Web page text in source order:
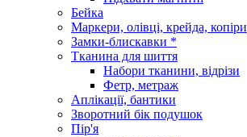
Бейка
Маркери, олівці, крейда, копіри
Замки-блискавки *
Тканина для шиття
Набори тканини, відрізи
Фетр, метраж
Аплікації, бантики
Зворотний бік подушок
Пір'я